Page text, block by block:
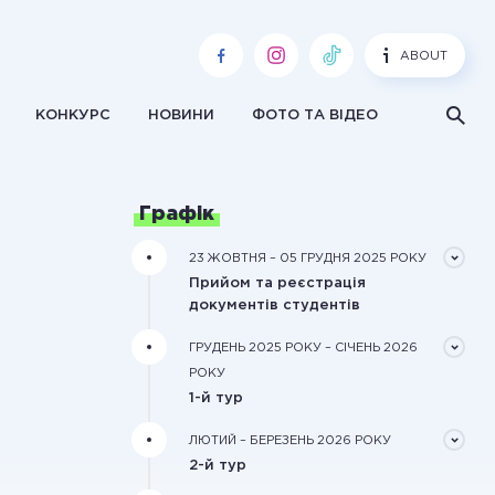
ABOUT
КОНКУРС НОВИНИ ФОТО ТА ВІДЕО
Графік
23 ЖОВТНЯ – 05 ГРУДНЯ 2025 РОКУ
Прийом та реєстрація
документів студентів
ГРУДЕНЬ 2025 РОКУ – СІЧЕНЬ 2026
РОКУ
1-й тур
Обробка зареєстрованих
рекомендаційного та мотиваційного
ЛЮТИЙ – БЕРЕЗЕНЬ 2026 РОКУ
2-й тур